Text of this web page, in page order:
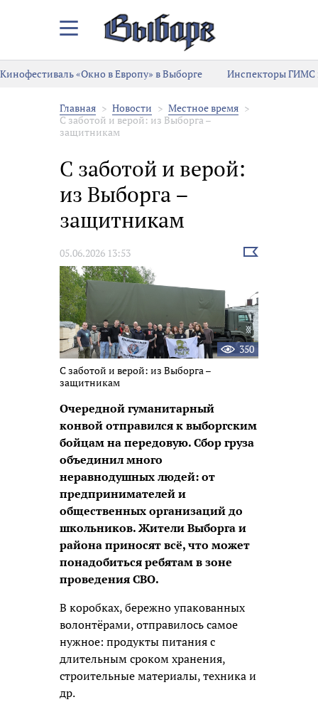
Закрыть/
меню
Кинофестиваль «Окно в Европу» в Выборге
Инспекторы ГИМС
Главная Новости
Местное время
С заботой и верой: из Выборга –
защитникам
С заботой и верой:
из Выборга –
защитникам
05.06.2026 13:53
Выбрать
350
С заботой и верой: из Выборга –
защитникам
Очередной гуманитарный
конвой отправился к выборгским
бойцам на передовую. Сбор груза
объединил много
неравнодушных людей: от
предпринимателей и
общественных организаций до
школьников. Жители Выборга и
района приносят всё, что может
понадобиться ребятам в зоне
проведения СВО.
В коробках, бережно упакованных
волонтёрами, отправилось самое
нужное: продукты питания с
длительным сроком хранения,
строительные материалы, техника и
др.